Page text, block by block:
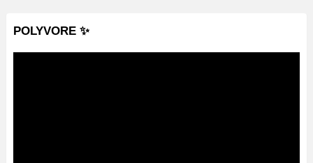
POLYVORE ✨